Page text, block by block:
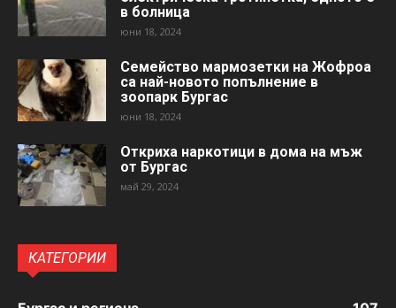
в болница
юни 18, 2024
Семейство мармозетки на Жофроа
са най-новото попълнение в
зоопарк Бургас
юни 18, 2024
Откриха наркотици в дома на мъж
от Бургас
май 29, 2024
КАТЕГОРИИ